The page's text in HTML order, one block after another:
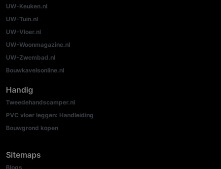
UW-Keuken.nl
UW-Tuin.nl
UW-Vloer.nl
UW-Woonmagazine.nl
UW-Zwembad.nl
Bouwkavelsonline.nl
Handig
Tweedehandscamper.nl
PVC vloer leggen: Handleiding
Bouwgrond kopen
Sitemaps
Blogs